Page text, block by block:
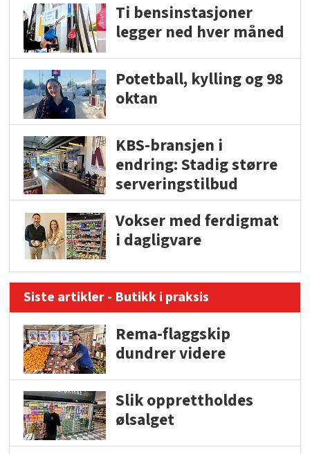
Ti bensinstasjoner
legger ned hver måned
Potetball, kylling og 98
oktan
KBS-bransjen i
endring: Stadig større
serveringstilbud
Vokser med ferdigmat
i dagligvare
Siste artikler - Butikk i praksis
Rema-flaggskip
dundrer videre
Slik opprettholdes
ølsalget